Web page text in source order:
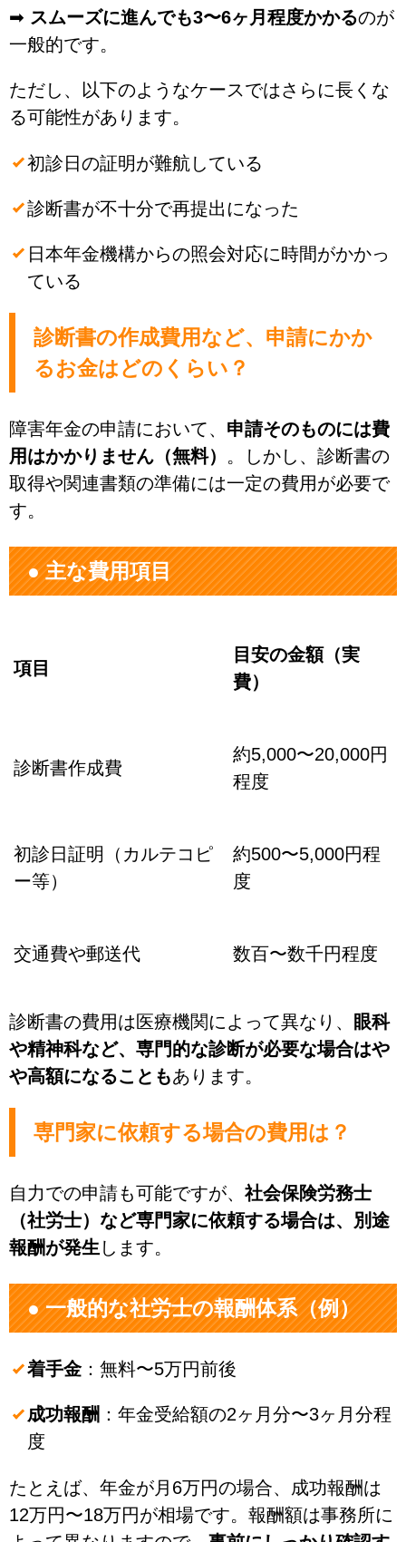
➡ スムーズに進んでも3〜6ヶ月程度かかるのが
一般的です。
ただし、以下のようなケースではさらに長くな
る可能性があります。
初診日の証明が難航している
診断書が不十分で再提出になった
日本年金機構からの照会対応に時間がかかっ
ている
診断書の作成費用など、申請にかか
るお金はどのくらい？
障害年金の申請において、 申請そのものには費
用はかかりません（無料） 。しかし、診断書の
取得や関連書類の準備には一定の費用が必要で
す。
● 主な費用項目
項目
目安の金額（実
費）
診断書作成費
約5,000〜20,000円
程度
初診日証明（カルテコピ
ー等）
約500〜5,000円程
度
交通費や郵送代 数百〜数千円程度
診断書の費用は医療機関によって異なり、
眼科
や精神科など、専門的な診断が必要な場合はや
や高額になることもあります。
専門家に依頼する場合の費用は？
自力での申請も可能ですが、 社会保険労務士
（社労士）など専門家に依頼する場合は、別途
報酬が発生 します。
● 一般的な社労士の報酬体系（例）
着手金：無料〜5万円前後
成功報酬 ：年金受給額の2ヶ月分〜3ヶ月分程
度
たとえば、年金が月6万円の場合、成功報酬は
12万円〜18万円が相場です。報酬額は事務所に